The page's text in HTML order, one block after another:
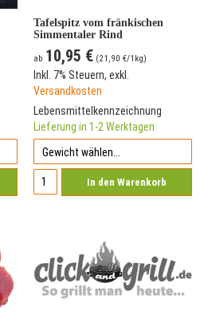
Tafelspitz vom fränkischen
Simmentaler Rind
ab 10,95 € (21,90 €/1kg)
Inkl. 7% Steuern, exkl.
Versandkosten
Lebensmittelkennzeichnung
Lieferung in 1-2 Werktagen
In den Warenkorb